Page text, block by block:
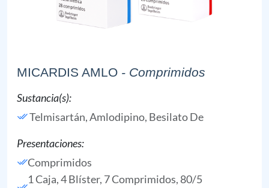
MICARDIS AMLO - Comprimidos
Sustancia(s):
Telmisartán,Amlodipino, Besilato De
Presentaciones:
Comprimidos
1 Caja, 4 Blíster, 7 Comprimidos, 80/5